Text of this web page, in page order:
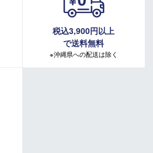
税込3,900円以上
で送料無料
※沖縄県への配送は除く